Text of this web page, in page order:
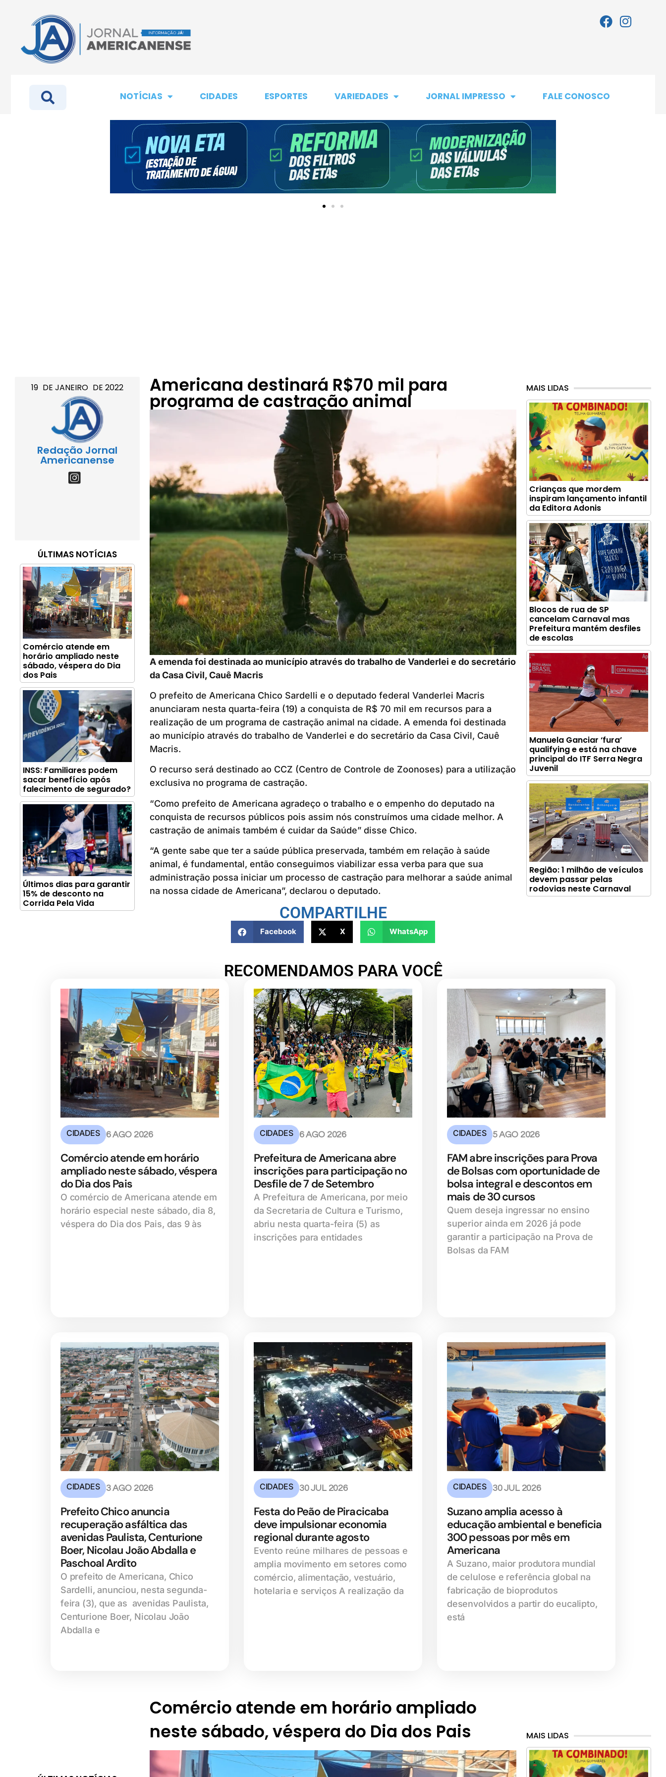
NOTÍCIAS CIDADES ESPORTES VARIEDADES JORNAL IMPRESSO FALE CONOSCO
19 DE JANEIRO DE 2022
Redação Jornal
Americanense
ÚLTIMAS NOTÍCIAS
Comércio atende em
horário ampliado neste
sábado, véspera do Dia
dos Pais
INSS: Familiares podem
sacar benefício após
falecimento de segurado?
Últimos dias para garantir
15% de desconto na
Corrida Pela Vida
Americana destinará R$70 mil para
programa de castração animal
A emenda foi destinada ao município através do trabalho de Vanderlei e do secretário
da Casa Civil, Cauê Macris
O prefeito de Americana Chico Sardelli e o deputado federal Vanderlei Macris
anunciaram nesta quarta-feira (19) a conquista de R$ 70 mil em recursos para a
realização de um programa de castração animal na cidade. A emenda foi destinada
ao município através do trabalho de Vanderlei e do secretário da Casa Civil, Cauê
Macris.
O recurso será destinado ao CCZ (Centro de Controle de Zoonoses) para a utilização
exclusiva no programa de castração.
“Como prefeito de Americana agradeço o trabalho e o empenho do deputado na
conquista de recursos públicos pois assim nós construímos uma cidade melhor. A
castração de animais também é cuidar da Saúde” disse Chico.
“A gente sabe que ter a saúde pública preservada, também em relação à saúde
animal, é fundamental, então conseguimos viabilizar essa verba para que sua
administração possa iniciar um processo de castração para melhorar a saúde animal
na nossa cidade de Americana”, declarou o deputado.
COMPARTILHE
Facebook X WhatsApp
MAIS LIDAS
Crianças que mordem
inspiram lançamento infantil
da Editora Adonis
Blocos de rua de SP
cancelam Carnaval mas
Prefeitura mantém desfiles
de escolas
Manuela Ganciar ‘fura’
qualifying e está na chave
principal do ITF Serra Negra
Juvenil
Região: 1 milhão de veículos
devem passar pelas
rodovias neste Carnaval
RECOMENDAMOS PARA VOCÊ
CIDADES 6 AGO 2026
Comércio atende em horário
ampliado neste sábado, véspera
do Dia dos Pais
O comércio de Americana atende em
horário especial neste sábado, dia 8,
véspera do Dia dos Pais, das 9 às
CIDADES 6 AGO 2026
Prefeitura de Americana abre
inscrições para participação no
Desfile de 7 de Setembro
A Prefeitura de Americana, por meio
da Secretaria de Cultura e Turismo,
abriu nesta quarta-feira (5) as
inscrições para entidades
CIDADES 5 AGO 2026
FAM abre inscrições para Prova
de Bolsas com oportunidade de
bolsa integral e descontos em
mais de 30 cursos
Quem deseja ingressar no ensino
superior ainda em 2026 já pode
garantir a participação na Prova de
Bolsas da FAM
CIDADES 3 AGO 2026
Prefeito Chico anuncia
recuperação asfáltica das
avenidas Paulista, Centurione
Boer, Nicolau João Abdalla e
Paschoal Ardito
O prefeito de Americana, Chico
Sardelli, anunciou, nesta segunda-
feira (3), que as avenidas Paulista,
Centurione Boer, Nicolau João
Abdalla e
CIDADES 30 JUL 2026
Festa do Peão de Piracicaba
deve impulsionar economia
regional durante agosto
Evento reúne milhares de pessoas e
amplia movimento em setores como
comércio, alimentação, vestuário,
hotelaria e serviços A realização da
CIDADES 30 JUL 2026
Suzano amplia acesso à
educação ambiental e beneficia
300 pessoas por mês em
Americana
A Suzano, maior produtora mundial
de celulose e referência global na
fabricação de bioprodutos
desenvolvidos a partir do eucalipto,
está
Comércio atende em horário ampliado
neste sábado, véspera do Dia dos Pais
MAIS LIDAS